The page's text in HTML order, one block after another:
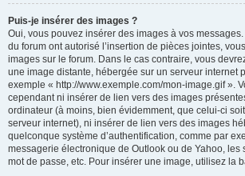
Puis-je insérer des images ?
Oui, vous pouvez insérer des images à vos
du forum ont autorisé l’insertion de pièces jointes,
images sur le forum. Dans le cas contraire, vous
une image distante, hébergée sur un serveur internet
exemple « http://www.exemple.com/mon-image.gif ».
cependant ni insérer de lien vers des images
ordinateur (à moins, bien évidemment, que celui-ci
serveur internet), ni insérer de lien vers des images
quelconque système d’authentification, comme par
messagerie électronique de Outlook ou de Yahoo, les
mot de passe, etc. Pour insérer une image, utilisez la